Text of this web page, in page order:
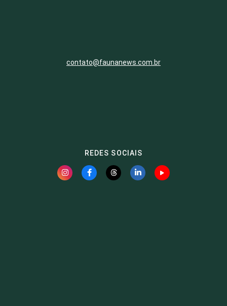
contato@faunanews.com.br
REDES SOCIAIS